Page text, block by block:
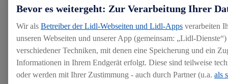
Bevor es weitergeht: Zur Verarbeitung Ihrer
Wir als Betreiber der Lidl-Webseiten und Lidl-Apps verarbeiten
unseren Webseiten und unserer App (gemeinsam: „Lidl-
verschiedener Techniken, mit denen eine Speicherung und ein
Informationen in Ihrem Endgerät erfolgt. Diese sind teilweise
oder werden mit Ihrer Zustimmung - auch durch Partner (u.a. als